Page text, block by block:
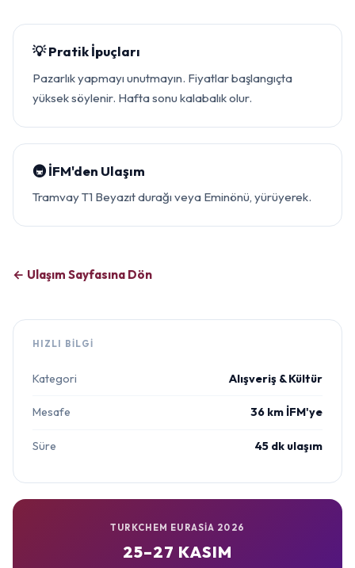
💡 Pratik İpuçları
Pazarlık yapmayı unutmayın. Fiyatlar başlangıçta
yüksek söylenir. Hafta sonu kalabalık olur.
🚇 İFM'den Ulaşım
Tramvay T1 Beyazıt durağı veya Eminönü, yürüyerek.
← Ulaşım Sayfasına Dön
HIZLI BILGI
Kategori Alışveriş & Kültür
Mesafe 36 km İFM'ye
Süre 45 dk ulaşım
TURKCHEM EURASIA 2026
25–27 KASIM